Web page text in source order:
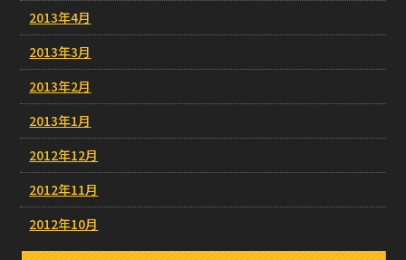
2013年4月
2013年3月
2013年2月
2013年1月
2012年12月
2012年11月
2012年10月